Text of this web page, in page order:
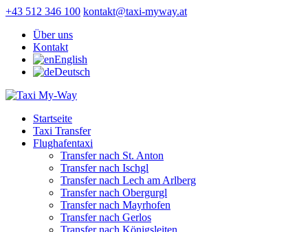
+43 512 346 100 kontakt@taxi-myway.at
Über uns
Kontakt
English
Deutsch
Startseite
Taxi Transfer
Flughafentaxi
Transfer nach St. Anton
Transfer nach Ischgl
Transfer nach Lech am Arlberg
Transfer nach Obergurgl
Transfer nach Mayrhofen
Transfer nach Gerlos
Transfer nach Königsleiten